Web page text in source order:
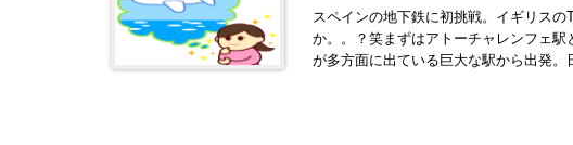
スペインの地下鉄に初挑戦。イギリス
か。。？笑まずはアトーチャレンフェ
が多方面に出ている巨大な駅から出発。